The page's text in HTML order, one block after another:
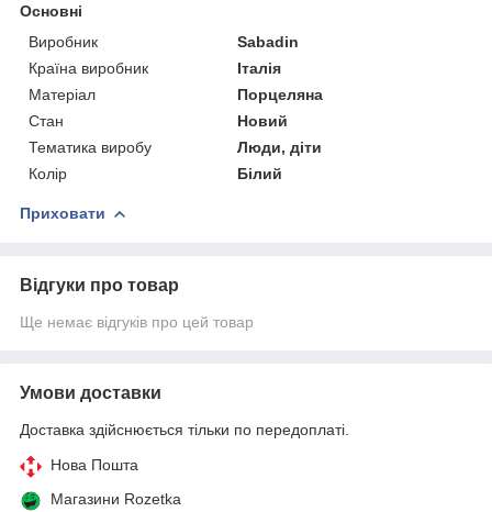
Основні
Виробник
Sabadin
Країна виробник
Італія
Матеріал
Порцеляна
Стан
Новий
Тематика виробу
Люди, діти
Колір
Білий
Приховати
Відгуки про товар
Ще немає відгуків про цей товар
Умови доставки
Доставка здійснюється тільки по передоплаті.
Нова Пошта
Магазини Rozetka